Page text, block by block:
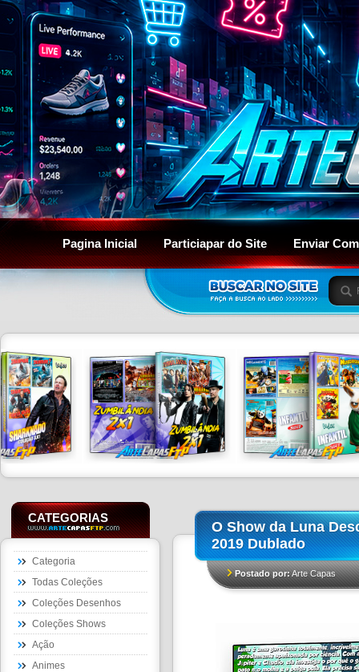
Pagina Inicial Particiapar do Site Enviar
CATEGORIAS
Categoria
Todas Coleções
Coleções Desenhos
Coleções Shows
Ação
Animes
O Show da Luna
2019 Dublado
Postado por:Arte Capas